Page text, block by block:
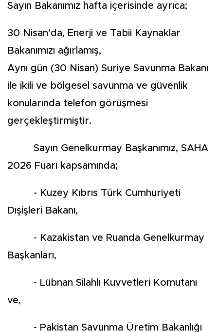
Sayın Bakanımız hafta içerisinde ayrıca;
30 Nisan’da, Enerji ve Tabii Kaynaklar
Bakanımızı ağırlamış,
Aynı gün (30 Nisan) Suriye Savunma Bakanı
ile ikili ve bölgesel savunma ve güvenlik
konularında telefon görüşmesi
gerçekleştirmiştir.
Sayın Genelkurmay Başkanımız, SAHA
2026 Fuarı kapsamında;
- Kuzey Kıbrıs Türk Cumhuriyeti
Dışişleri Bakanı,
- Kazakistan ve Ruanda Genelkurmay
Başkanları,
- Lübnan Silahlı Kuvvetleri Komutanı
ve,
- Pakistan Savunma Üretim Bakanlığı